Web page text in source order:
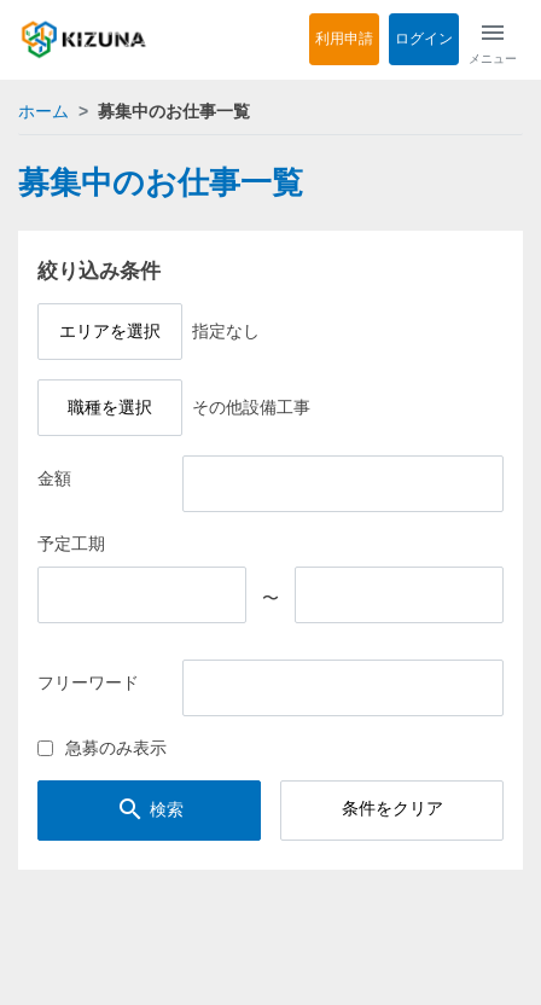
利用申請 ログイン menu
メニュー
ホーム 募集中のお仕事一覧
募集中のお仕事一覧
絞り込み条件
エリアを選択 指定なし
職種を選択 その他設備工事
金額
予定工期
〜
フリーワード
急募のみ表示
search 検索 条件をクリア